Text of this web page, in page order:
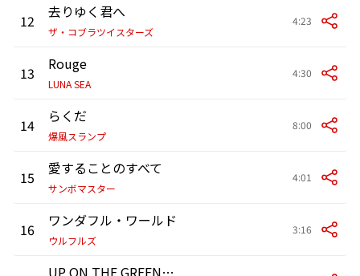
12 去りゆく君へ
ザ・コブラツイスターズ
4:23
13 Rouge
LUNA SEA
4:30
14 らくだ
爆風スランプ
8:00
15 愛することのすべて
サンボマスター
4:01
16 ワンダフル・ワールド
ウルフルズ
3:16
UP ON THE GREEN HILL from Sonic the Hedgehog Green Hill Zone